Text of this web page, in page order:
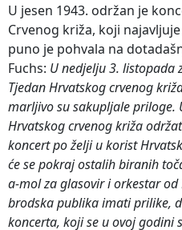
U jesen 1943. održan je
Crvenog križa, koji
puno je pohvala na
Fuchs: U nedjelju 3. listopada
Tjedan Hrvatskog crvenog
marljivo su sakupljale priloge.
Hrvatskog crvenog križa
koncert po želji u korist
će se pokraj ostalih biranih
a-mol za glasovir i orkestar od
brodska publika imati prilike,
koncerta, koji se u ovoj godini